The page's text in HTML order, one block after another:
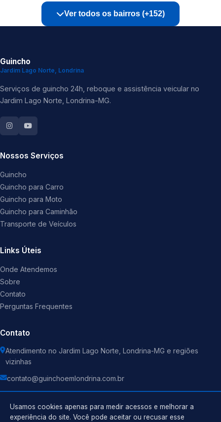
Ver todos os bairros (+152)
Guincho
Jardim Lago Norte, Londrina
Serviços de guincho 24h, reboque e assistência veicular no
Jardim Lago Norte, Londrina-MG.
Nossos Serviços
Guincho
Guincho para Carro
Guincho para Moto
Guincho para Caminhão
Transporte de Veículos
Links Úteis
Onde Atendemos
Sobre
Contato
Perguntas Frequentes
Contato
Atendimento no Jardim Lago Norte, Londrina-MG e regiões
vizinhas
contato@guinchoemlondrina.com.br
Usamos cookies apenas para medir acessos e melhorar a
experiência do site. Você pode aceitar ou recusar esse